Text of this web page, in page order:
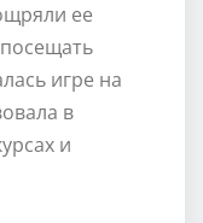
ее
игре на
в
и